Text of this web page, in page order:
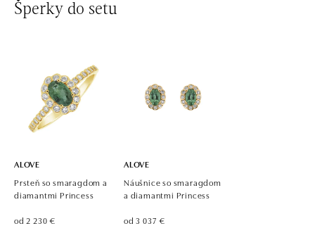
Šperky do setu
ALOVE
Prsteň so smaragdom a
diamantmi Princess
od 2 230 €
ALOVE
Náušnice so smaragdom
a diamantmi Princess
od 3 037 €